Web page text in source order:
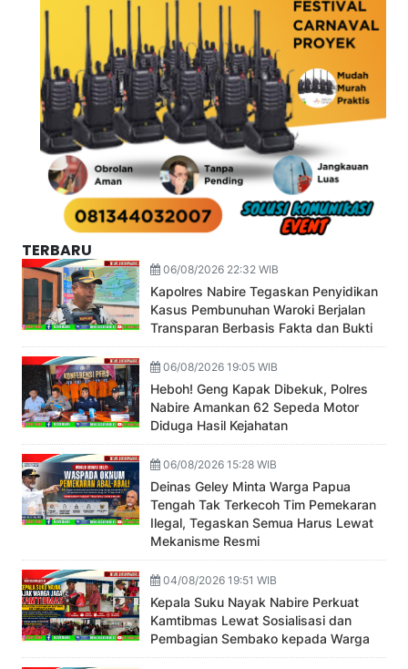
TERBARU
06/08/2026 22:32 WIB
Kapolres Nabire Tegaskan Penyidikan
Kasus Pembunuhan Waroki Berjalan
Transparan Berbasis Fakta dan Bukti
06/08/2026 19:05 WIB
Heboh! Geng Kapak Dibekuk, Polres
Nabire Amankan 62 Sepeda Motor
Diduga Hasil Kejahatan
06/08/2026 15:28 WIB
Deinas Geley Minta Warga Papua
Tengah Tak Terkecoh Tim Pemekaran
Ilegal, Tegaskan Semua Harus Lewat
Mekanisme Resmi
04/08/2026 19:51 WIB
Kepala Suku Nayak Nabire Perkuat
Kamtibmas Lewat Sosialisasi dan
Pembagian Sembako kepada Warga